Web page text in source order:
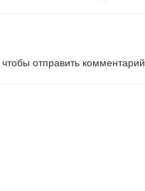
чтобы отправить комментарий